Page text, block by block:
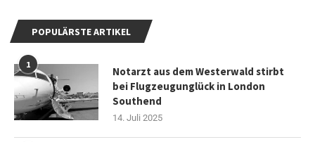
POPULÄRSTE ARTIKEL
1
Notarzt aus dem Westerwald stirbt
bei Flugzeugunglück in London
Southend
14. Juli 2025